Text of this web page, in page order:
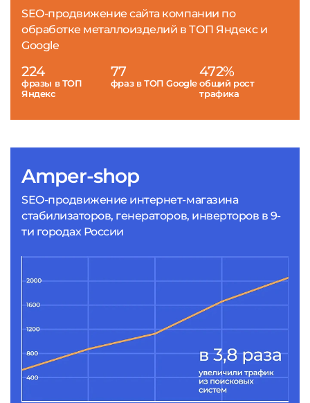
Amper-shop
SEO-продвижение интернет-магазина
стабилизаторов, генераторов, инверторов в 9-
ти городах России
SEO-продвижение сайта компании по
обработке металлоизделий в ТОП Яндекс и
Google
224
фразы в ТОП
Яндекс
77
фраз в ТОП Google
472%
общий рост
трафика